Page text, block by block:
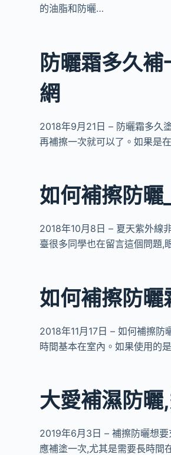
的油脂和防曬…
防曬霜多久
網
2018年9月21日 – 防曬霜多久
再補擦一次就可以了。如果是
如何補擦防曬
2018年10月8日 – 夏天紫外線
臺很多同學也在留言這個問題,
如何補擦防曬
2018年11月17日 – 如何補擦
時間基本在室內。如果使用的
大愛補濕防曬
2019年6月3日 – 補擦防曬想
應補塗一次,尤其是需要長時間